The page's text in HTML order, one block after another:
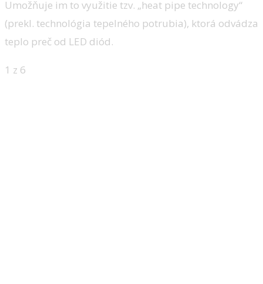
Umožňuje im to využitie tzv. „heat pipe technology“
(prekl. technológia tepelného potrubia), ktorá odvádza
teplo preč od LED diód.
1 z 6